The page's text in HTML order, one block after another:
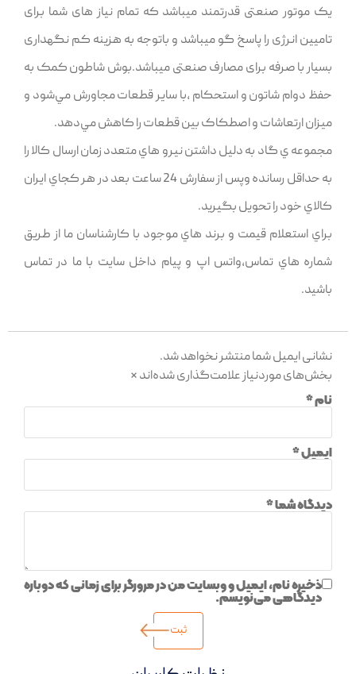
یک موتور صنعتی قدرتمند میباشد که تمام نیاز های شما برای
تامیین انرژی را پاسخ گو میباشد و باتوجه به هزینه کم نگهداری
بسیار با صرفه برای مصارف صنعتی میباشد.بوش شاطون کمک به
حفظ دوام شاتون و استحکام ,با ساير قطعات مجاورش مي‌شود و
ميزان ارتعاشات و اصطکاک بين قطعات را کاهش مي‌دهد.
مجموعه ي گاد به دليل داشتن نيرو هاي متعدد زمان ارسال کالا را
به حداقل رسانده وپس از سفارش 24 ساعت بعد در هر کجاي ايران
کالاي خود را تحويل بگيريد.
براي استعلام قيمت و برند هاي موجود با کارشناسان ما از طريق
شماره هاي تماس,واتس اپ و پيام داخل سايت با ما در تماس
باشيد.
نشانی ایمیل شما منتشر نخواهد شد.
بخش‌های موردنیاز علامت‌گذاری شده‌اند*
نام*
ایمیل*
دیدگاه شما*
ذخیره نام، ایمیل و وبسایت من در مرورگر برای زمانی که دوباره
دیدگاهی می‌نویسم.